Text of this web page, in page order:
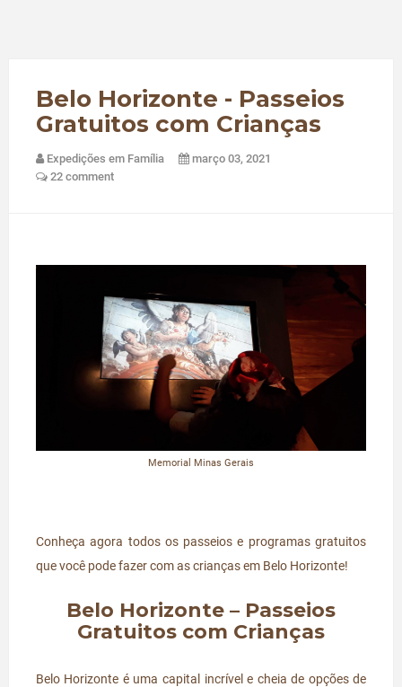
Belo Horizonte - Passeios
Gratuitos com Crianças
Expedições em Família
março 03, 2021
22 comment
Memorial Minas Gerais
Conheça agora todos os passeios e programas gratuitos
que você pode fazer com as crianças em Belo Horizonte!
Belo Horizonte – Passeios
Gratuitos com Crianças
Belo Horizonte é uma capital incrível e cheia de opções de